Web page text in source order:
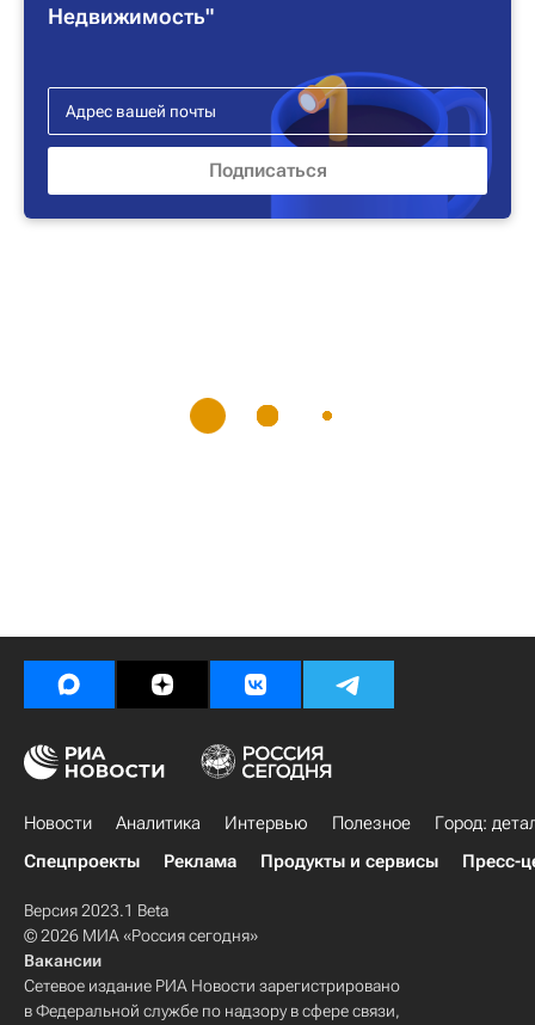
Недвижимость"
Новости Аналитика Интервью Полезное
Город:
Спецпроекты
Реклама Продукты и сервисы Пресс-
Версия 2023.1 Beta
© 2026 МИА «Россия сегодня»
Вакансии
Сетевое издание РИА Новости зарегистрировано
в Федеральной службе по надзору в сфере связи,